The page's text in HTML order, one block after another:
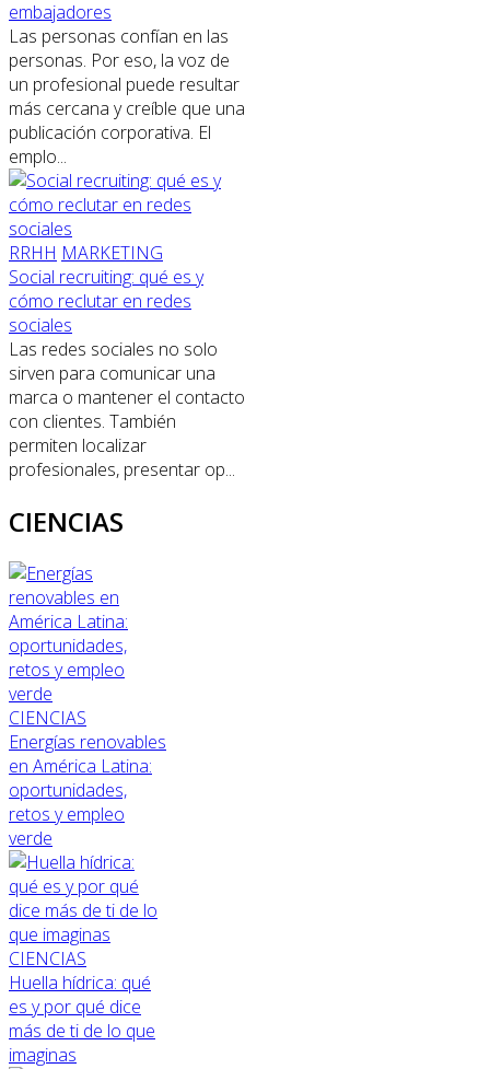
embajadores
Las personas confían en las
personas. Por eso, la voz de
un profesional puede resultar
más cercana y creíble que una
publicación corporativa. El
emplo...
RRHH MARKETING
Social recruiting: qué es y
cómo reclutar en redes
sociales
Las redes sociales no solo
sirven para comunicar una
marca o mantener el contacto
con clientes. También
permiten localizar
profesionales, presentar op...
CIENCIAS
CIENCIAS
Energías renovables
en América Latina:
oportunidades,
retos y empleo
verde
CIENCIAS
Huella hídrica: qué
es y por qué dice
más de ti de lo que
imaginas